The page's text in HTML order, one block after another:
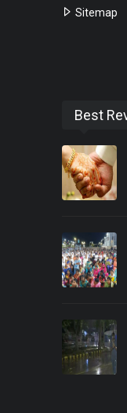
Sitemap
Best